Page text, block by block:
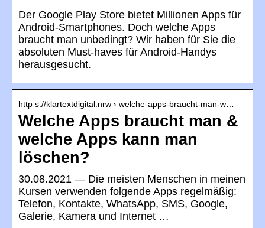
Der Google Play Store bietet Millionen Apps für
Android-Smartphones. Doch welche Apps
braucht man unbedingt? Wir haben für Sie die
absoluten Must-haves für Android-Handys
herausgesucht.
http s://klartextdigital.nrw › welche-apps-braucht-man-w…
Welche Apps braucht man &
welche Apps kann man
löschen?
30.08.2021 — Die meisten Menschen in meinen
Kursen verwenden folgende Apps regelmäßig:
Telefon, Kontakte, WhatsApp, SMS, Google,
Galerie, Kamera und Internet …